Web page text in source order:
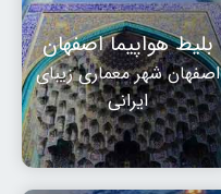
بلیط هواپیما اصفهان
اصفهان شهر معماری زیبای
ایرانی